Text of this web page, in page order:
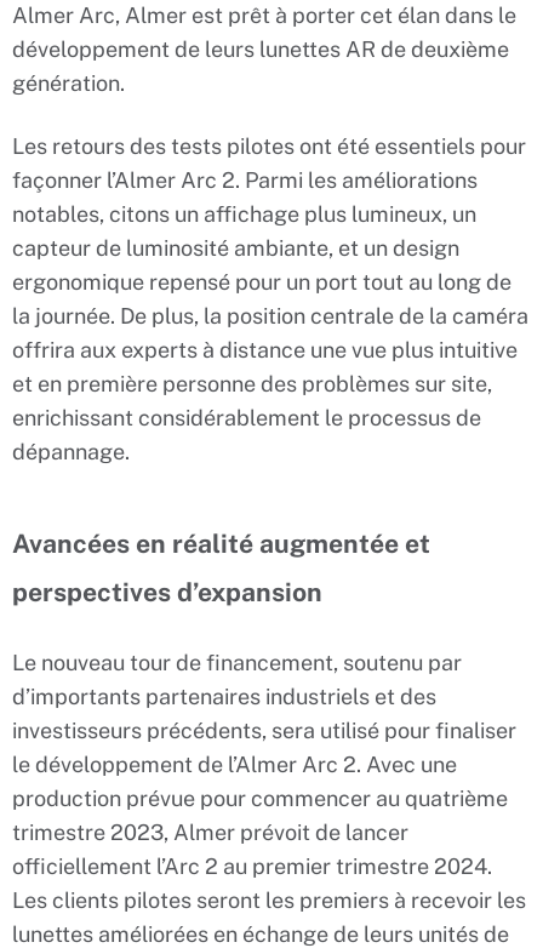
Almer Arc, Almer est prêt à porter cet élan dans le
développement de leurs lunettes AR de deuxième
génération.
Les retours des tests pilotes ont été essentiels pour
façonner l’Almer Arc 2. Parmi les améliorations
notables, citons un affichage plus lumineux, un
capteur de luminosité ambiante, et un design
ergonomique repensé pour un port tout au long de
la journée. De plus, la position centrale de la caméra
offrira aux experts à distance une vue plus intuitive
et en première personne des problèmes sur site,
enrichissant considérablement le processus de
dépannage.
Avancées en réalité augmentée et
perspectives d’expansion
Le nouveau tour de financement, soutenu par
d’importants partenaires industriels et des
investisseurs précédents, sera utilisé pour finaliser
le développement de l’Almer Arc 2. Avec une
production prévue pour commencer au quatrième
trimestre 2023, Almer prévoit de lancer
officiellement l’Arc 2 au premier trimestre 2024.
Les clients pilotes seront les premiers à recevoir les
lunettes améliorées en échange de leurs unités de